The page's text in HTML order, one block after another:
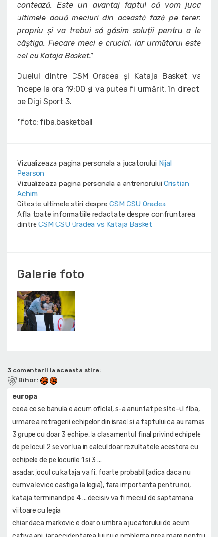
contează. Este un avantaj faptul că vom juca
ultimele două meciuri din această fază pe teren
propriu și va trebui să găsim soluții pentru a le
câștiga. Fiecare meci e crucial, iar următorul este
cel cu Kataja Basket.”
Duelul dintre CSM Oradea și Kataja Basket va
începe la ora 19:00 și va putea fi urmărit, în direct,
pe Digi Sport 3.
*foto: fiba.basketball
Vizualizeaza pagina personala a jucatorului Nijal
Pearson
Vizualizeaza pagina personala a antrenorului Cristian
Achim
Citeste ultimele stiri despre CSM CSU Oradea
Afla toate informatiile redactate despre confruntarea
dintreCSM CSU Oradea vs Kataja Basket
Galerie foto
3 comentarii la aceasta stire:
Bihor :
europa
ceea ce se banuia e acum oficial, s-a anuntat pe site-ul fiba,
urmare a retragerii echipelor din israel si a faptului ca au ramas
3 grupe cu doar 3 echipe, la clasamentul final privind echipele
de pe locul 2 se vor lua in calcul doar rezultatele acestora cu
echipele de pe locurile 1 si 3 ...
asadar, jocul cu kataja va fi, foarte probabil (adica daca nu
cumva levice castiga la legia), fara importanta pentru noi,
kataja terminand pe 4 ... decisiv va fi meciul de saptamana
viitoare cu legia
chiar daca markovic e doar o umbra a jucatorului de acum